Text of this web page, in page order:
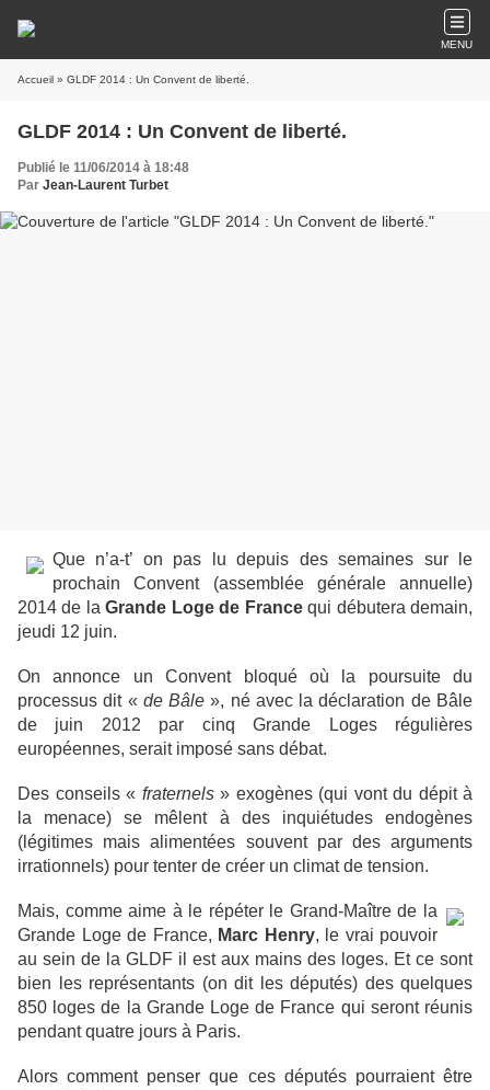
MENU
Accueil » GLDF 2014 : Un Convent de liberté.
GLDF 2014 : Un Convent de liberté.
Publié le 11/06/2014 à 18:48
Par Jean-Laurent Turbet
Que n’a-t’ on pas lu depuis des semaines sur le
prochain Convent (assemblée générale annuelle)
2014 de laGrande Loge de Francequi débutera demain,
jeudi 12 juin.
On annonce un Convent bloqué où la poursuite du
processus dit « de Bâle », né avec la déclaration de Bâle
de juin 2012 par cinq Grande Loges régulières
européennes, serait imposé sans débat.
Des conseils « fraternels» exogènes (qui vont du dépit à
la menace) se mêlent à des inquiétudes endogènes
(légitimes mais alimentées souvent par des arguments
irrationnels) pour tenter de créer un climat de tension.
Mais, comme aime à le répéter le Grand-Maître de la
Grande Loge de France, Marc Henry, le vrai pouvoir
au sein de la GLDF il est aux mains des loges. Et ce sont
bien les représentants (on dit les députés) des quelques
850 loges de la Grande Loge de France qui seront réunis
pendant quatre jours à Paris.
Alors comment penser que ces députés pourraient être